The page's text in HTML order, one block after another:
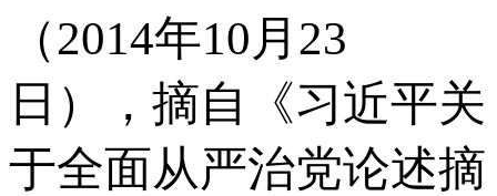
（2014年10月23
日），摘自《习近平关
于全面从严治党论述摘